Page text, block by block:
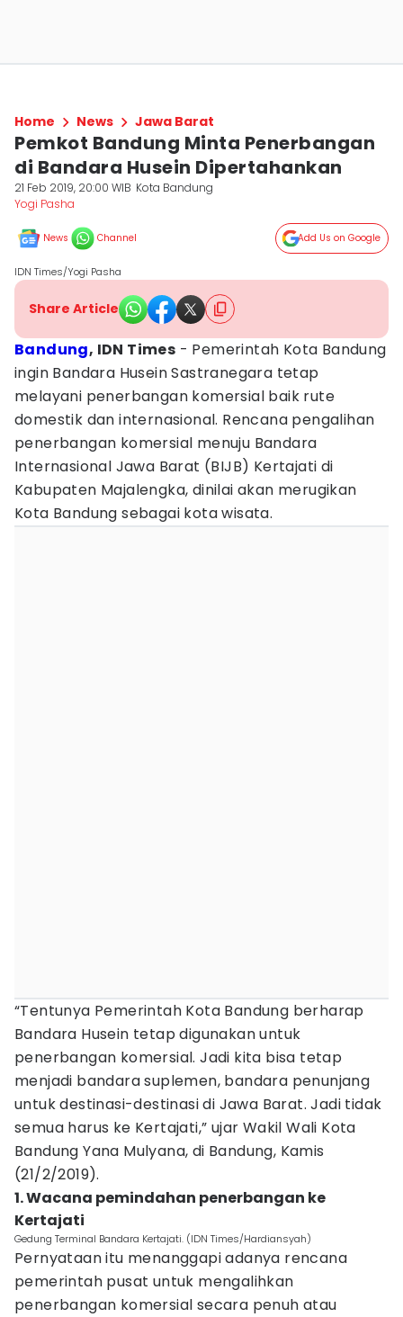
Home News Jawa Barat
Pemkot Bandung Minta Penerbangan
di Bandara Husein Dipertahankan
21 Feb 2019, 20:00 WIB Kota Bandung
Yogi Pasha
News Channel Add Us on Google
IDN Times/Yogi Pasha
Share Article
Bandung, IDN Times - Pemerintah Kota Bandung
ingin Bandara Husein Sastranegara tetap
melayani penerbangan komersial baik rute
domestik dan internasional. Rencana pengalihan
penerbangan komersial menuju Bandara
Internasional Jawa Barat (BIJB) Kertajati di
Kabupaten Majalengka, dinilai akan merugikan
Kota Bandung sebagai kota wisata.
“Tentunya Pemerintah Kota Bandung berharap
Bandara Husein tetap digunakan untuk
penerbangan komersial. Jadi kita bisa tetap
menjadi bandara suplemen, bandara penunjang
untuk destinasi-destinasi di Jawa Barat. Jadi tidak
semua harus ke Kertajati,” ujar Wakil Wali Kota
Bandung Yana Mulyana, di Bandung, Kamis
(21/2/2019).
1. Wacana pemindahan penerbangan ke
Kertajati
Gedung Terminal Bandara Kertajati. (IDN Times/Hardiansyah)
Pernyataan itu menanggapi adanya rencana
pemerintah pusat untuk mengalihkan
penerbangan komersial secara penuh atau